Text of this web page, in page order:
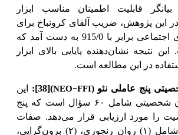
قابلیت اطمینان مناسب ابزار
این پژوهش، ضریب آلفای کرونباخ برای
اعتیاد به رسانه‌های اجتماعی برابر با 915/0 به دست آمد که
از 7/0 است. این نتیجه نشان‌دهنده پایایی بالای ابزار
در این مطالعه است.
پنج عاملی نئو (NEO-FFI
)
[38]
:
این
مقیاس، یک آزمون شخصیتی شامل ۶۰ سؤال است که پنج
را مورد ارزیابی قرار می‌دهد. صفات
پنج‌گانه شخصیتی شامل (۱) روان رنجوری، (۲) برون‌گرایی،